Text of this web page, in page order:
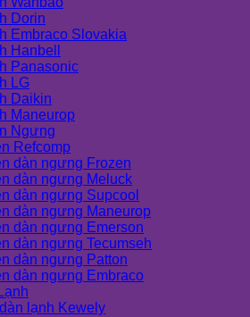
Dorin
Embraco Slovakia
Hanbell
Panasonic
LG
Daikin
Maneurop
Ngưng
Refcomp
dàn ngưng Frozen
dàn ngưng Meluck
dàn ngưng Supcool
dàn ngưng Maneurop
dàn ngưng Emerson
dàn ngưng Tecumseh
dàn ngưng Patton
dàn ngưng Embraco
lạnh Kewely